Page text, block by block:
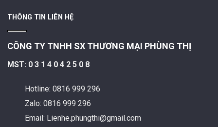
THÔNG TIN LIÊN HỆ
CÔNG TY TNHH SX THƯƠNG MẠI PHÙNG THỊ
MST: 0 3 1 4 0 4 2 5 0 8
Hotline: 0816 999 296
Zalo: 0816 999 296
Email: Lienhe.phungthi@gmail.com